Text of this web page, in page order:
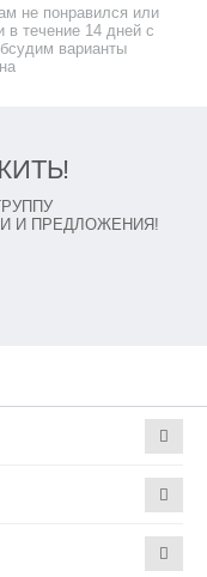
не понравился или
в течение 14 дней с
варианты
И ПРЕДЛОЖЕНИЯ!